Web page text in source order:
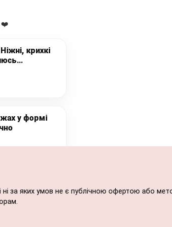
❤️
крихкі
кожен день
у формі
за яких умов не є публічною офертою або